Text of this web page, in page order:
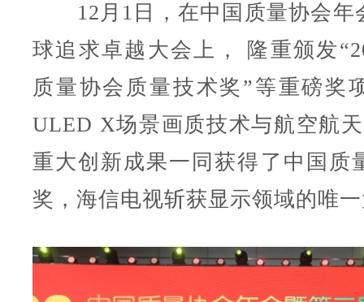
12月1日，在中国质量协会年
球追求卓越大会上， 隆重颁发
质量协会质量技术奖”等重磅奖
ULED X场景画质技术与航空航
重大创新成果一同获得了中国质
奖，海信电视斩获显示领域的唯